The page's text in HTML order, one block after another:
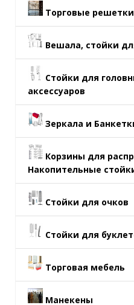
Торговые решетки
Вешала, стойки
Стойки для
аксессуаров
Зеркала и
Корзины для
Накопительные
Стойки для очков
Стойки для
Торговая мебель
Манекены